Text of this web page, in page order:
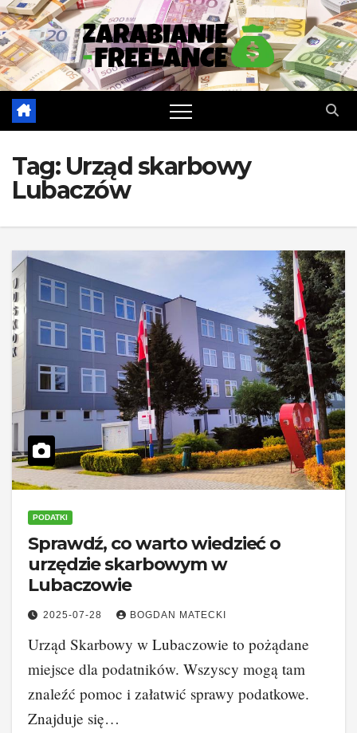
Skip
to
content
Tag: Urząd skarbowy
Lubaczów
PODATKI
Sprawdź, co warto wiedzieć o
urzędzie skarbowym w
Lubaczowie
2025-07-28 BOGDAN MATECKI
Urząd Skarbowy w Lubaczowie to pożądane
miejsce dla podatników. Wszyscy mogą tam
znaleźć pomoc i załatwić sprawy podatkowe.
Znajduje się…